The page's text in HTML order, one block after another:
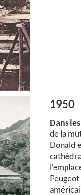
1950
Dans
de la
Donald